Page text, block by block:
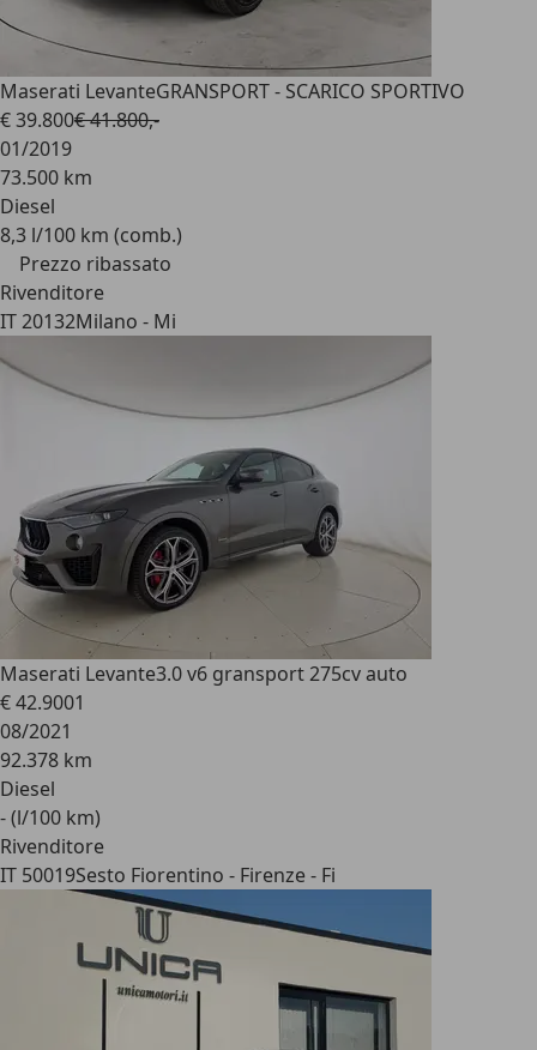
Maserati LevanteGRANSPORT - SCARICO SPORTIVO
€ 39.800€ 41.800,-
01/2019
73.500 km
Diesel
8,3 l/100 km (comb.)
Prezzo ribassato
Rivenditore
IT 20132Milano - Mi
Maserati Levante3.0 v6 gransport 275cv auto
€ 42.9001
08/2021
92.378 km
Diesel
- (l/100 km)
Rivenditore
IT 50019Sesto Fiorentino - Firenze - Fi